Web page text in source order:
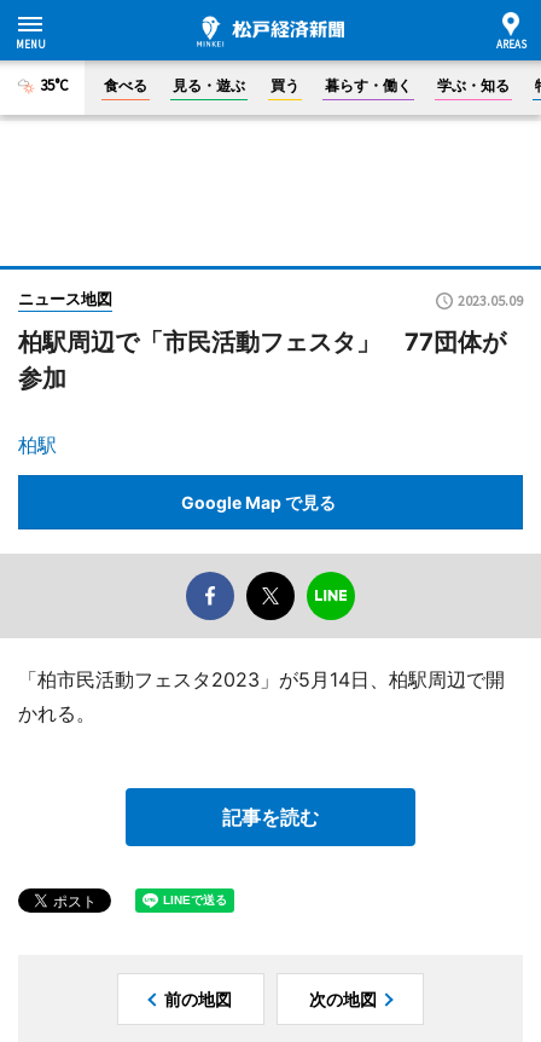
35°C 食べる 見る・遊ぶ 買う 暮らす・働く 学ぶ・知る
ニュース地図 2023.05.09
柏駅周辺で「市民活動フェスタ」 77団体が
参加
柏駅
Google Map で見る
「柏市民活動フェスタ2023」が5月14日、柏駅周辺で開
かれる。
記事を読む
前の地図 次の地図